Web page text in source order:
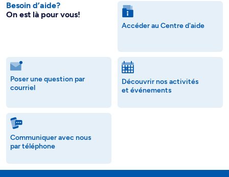
Besoin d’aide?
On est là pour vous!
Accéder au Centre d'aide
Poser une question par
courriel
Découvrir nos activités
et événements
Communiquer avec nous
par téléphone